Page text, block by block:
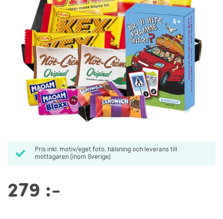
Pris inkl. motiv/eget foto, hälsning och leverans till
mottagaren (inom Sverige)
279 :-